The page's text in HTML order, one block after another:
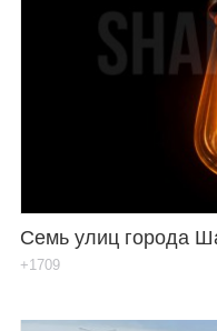
Семь улиц города
+1709